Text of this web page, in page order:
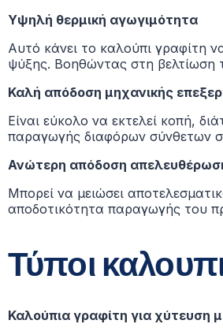
Υψηλή θερμική αγωγιμότητα
Αυτό κάνει το καλούπι γραφίτη
ψύξης. Βοηθώντας στη βελτίωση
Καλή απόδοση μηχανικής
Είναι εύκολο να εκτελεί κοπή,
παραγωγής διαφόρων σύνθετων
Ανώτερη απόδοση
Μπορεί να μειώσει
αποδοτικότητα παραγωγής του
Τύποι
Καλούπια γραφίτη για χύτευση